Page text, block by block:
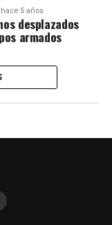
hace 5 años
desplazados
armados